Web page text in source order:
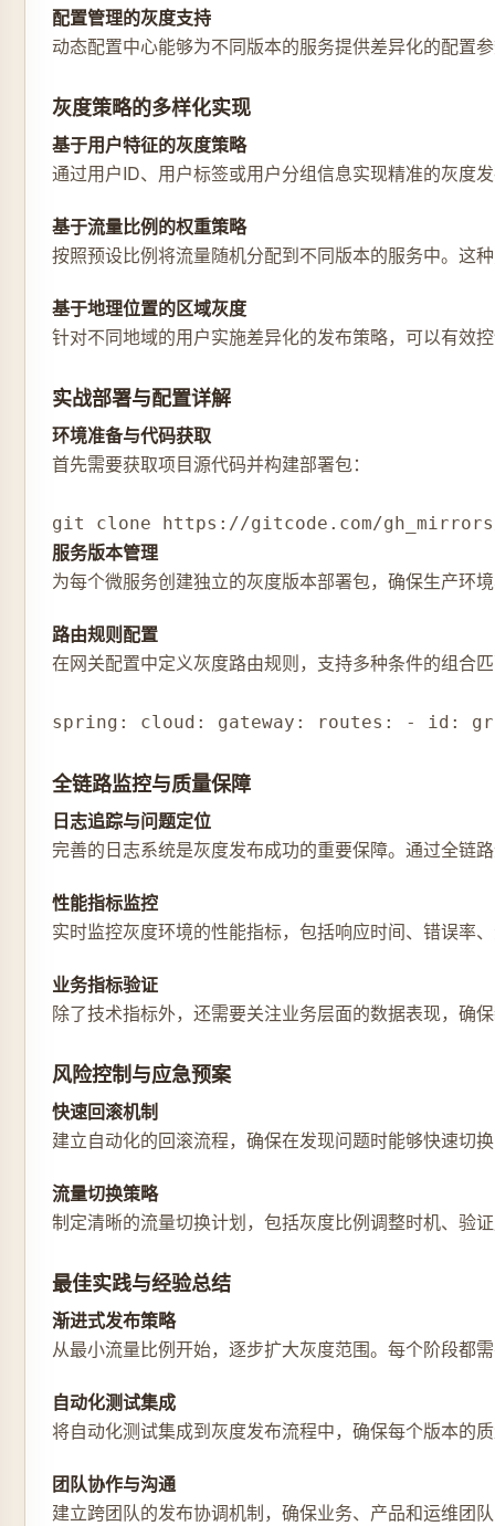
配置管理的灰度支持
动态配置中心能够为不同版本的服务提供差异化的配置
灰度策略的多样化实现
基于用户特征的灰度策略
通过用户ID、用户标签或用户分组信息实现精准的灰度
基于流量比例的权重策略
按照预设比例将流量随机分配到不同版本的服务中。这
基于地理位置的区域灰度
针对不同地域的用户实施差异化的发布策略，可以有效
实战部署与配置详解
环境准备与代码获取
首先需要获取项目源代码并构建部署包：
git clone https://gitcode.com/
服务版本管理
为每个微服务创建独立的灰度版本部署包，确保生产环
路由规则配置
在网关配置中定义灰度路由规则，支持多种条件的组合
spring: cloud: gateway: routes: - id:
全链路监控与质量保障
日志追踪与问题定位
完善的日志系统是灰度发布成功的重要保障。通过全链
性能指标监控
实时监控灰度环境的性能指标，包括响应时间、错误率
业务指标验证
除了技术指标外，还需要关注业务层面的数据表现，确
风险控制与应急预案
快速回滚机制
建立自动化的回滚流程，确保在发现问题时能够快速切
流量切换策略
制定清晰的流量切换计划，包括灰度比例调整时机、验
最佳实践与经验总结
渐进式发布策略
从最小流量比例开始，逐步扩大灰度范围。每个阶段都
自动化测试集成
将自动化测试集成到灰度发布流程中，确保每个版本的
团队协作与沟通
建立跨团队的发布协调机制，确保业务、产品和运维团